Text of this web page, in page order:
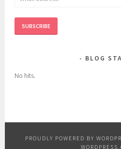
BLOG
No hits.
PROUDLY POWERED BY